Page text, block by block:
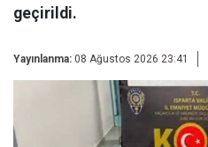
geçirildi.
Yayınlanma: 08 Ağustos 2026 23:41